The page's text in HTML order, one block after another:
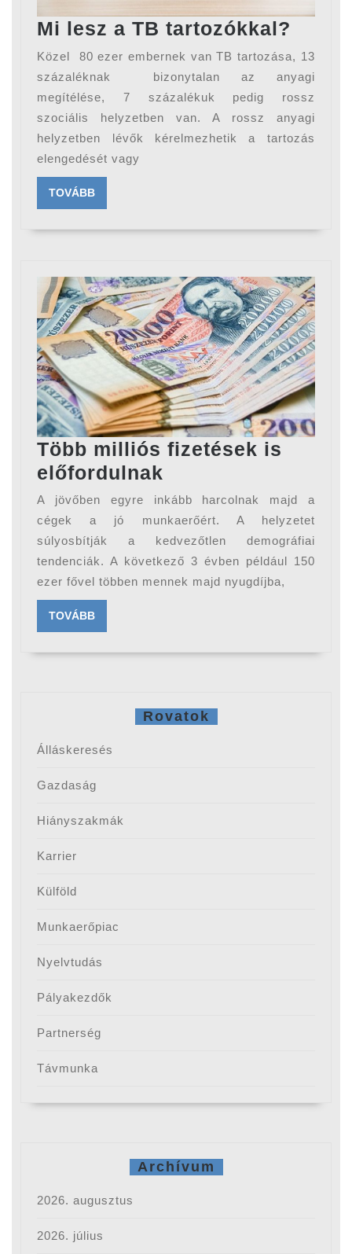
Mi lesz a TB tartozókkal?
lesz
a
TB
Közel 80 ezer embernek van TB tartozása, 13
százaléknak bizonytalan az anyagi
megítélése, 7 százalékuk pedig rossz
szociális helyzetben van. A rossz anyagi
helyzetben lévők kérelmezhetik a tartozás
elengedését vagy
TOVÁBBTOVÁBB
Több milliós fizetések is
előfordulnak
milliós
fizetések
is
előfordulnak
A jövőben egyre inkább harcolnak majd a
cégek a jó munkaerőért. A helyzetet
súlyosbítják a kedvezőtlen demográfiai
tendenciák. A következő 3 évben például 150
ezer fővel többen mennek majd nyugdíjba,
TOVÁBBTOVÁBB
Rovatok
Álláskeresés
Gazdaság
Hiányszakmák
Karrier
Külföld
Munkaerőpiac
Nyelvtudás
Pályakezdők
Partnerség
Távmunka
Archívum
2026. augusztus
2026. július